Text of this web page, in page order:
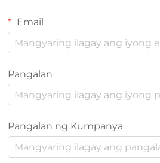
Email
Pangalan
Pangalan ng Kumpanya